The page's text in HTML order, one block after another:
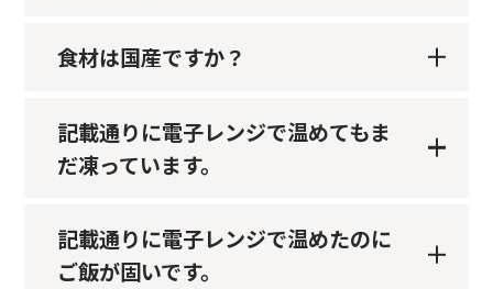
食材は国産ですか？
記載通りに電子レンジで温めてもま
だ凍っています。
記載通りに電子レンジで温めたのに
ご飯が固いです。